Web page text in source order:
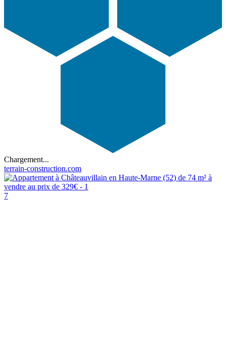
Chargement...
terrain-construction.com
7